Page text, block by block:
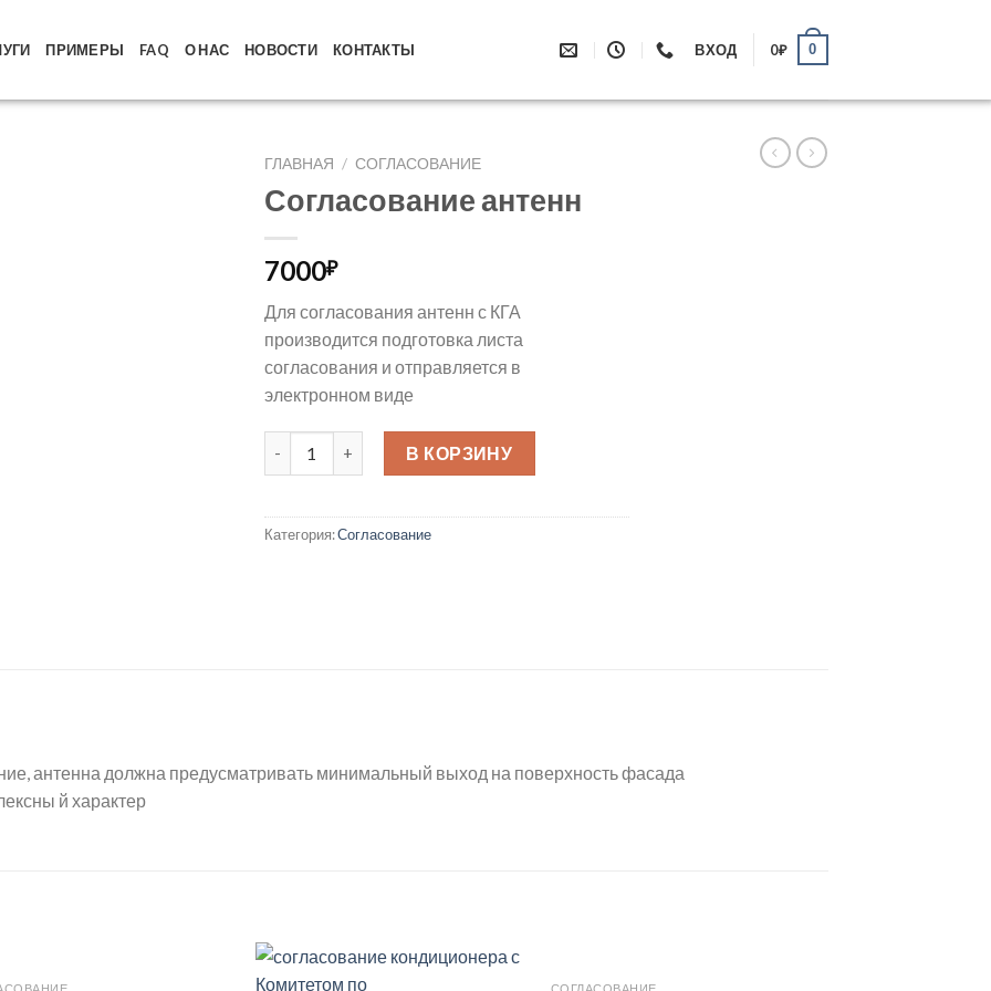
ПРИМЕРЫ FAQ О НАС НОВОСТИ КОНТАКТЫ ВХОД 0₽ 0
ГЛАВНАЯ / СОГЛАСОВАНИЕ
Согласование антенн
7000₽
Для согласования антенн с КГА
производится подготовка листа
согласования и отправляется в
электронном виде
Количество товара Согласование антенн
В КОРЗИНУ
Категория:Согласование
антенна должна предусматривать минимальный выход на поверхность фасада
й характер